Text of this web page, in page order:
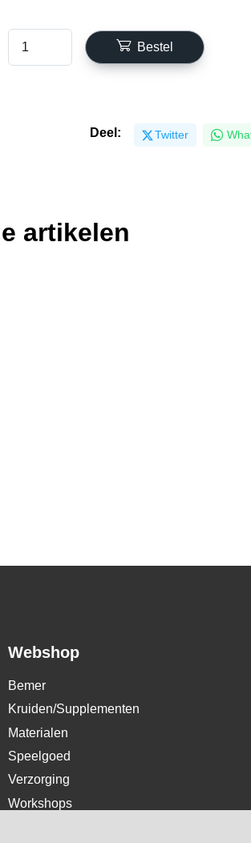
Bestel
Deel: Twitter
artikelen
Webshop
Bemer
Kruiden/Supplementen
Materialen
Speelgoed
Verzorging
Workshops